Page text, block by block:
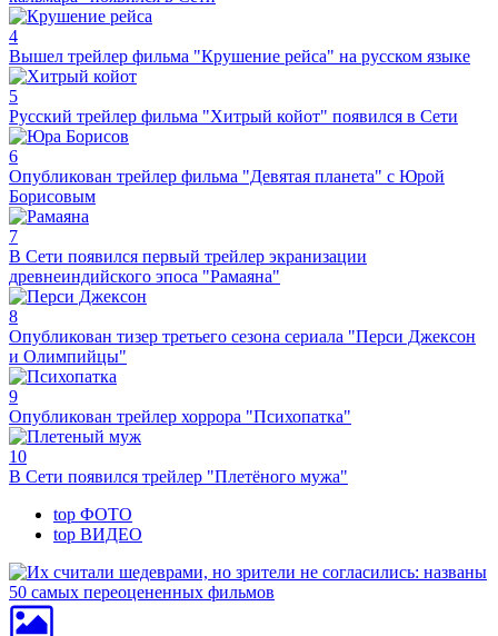
4
Вышел трейлер фильма "Крушение рейса" на русском языке
5
Русский трейлер фильма "Хитрый койот" появился в Сети
6
Опубликован трейлер фильма "Девятая планета" с Юрой
Борисовым
7
В Сети появился первый трейлер экранизации
древнеиндийского эпоса "Рамаяна"
8
Опубликован тизер третьего сезона сериала "Перси Джексон
и Олимпийцы"
9
Опубликован трейлер хоррора "Психопатка"
10
В Сети появился трейлер "Плетёного мужа"
top ФОТО
top ВИДЕО